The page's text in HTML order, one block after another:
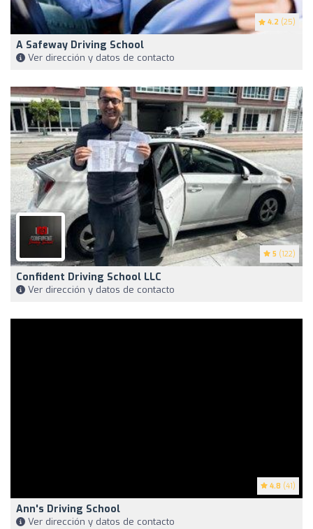
4.2 (25)
A Safeway Driving School
Ver dirección y datos de contacto
5 (122)
Confident Driving School LLC
Ver dirección y datos de contacto
4.8 (41)
Ann's Driving School
Ver dirección y datos de contacto